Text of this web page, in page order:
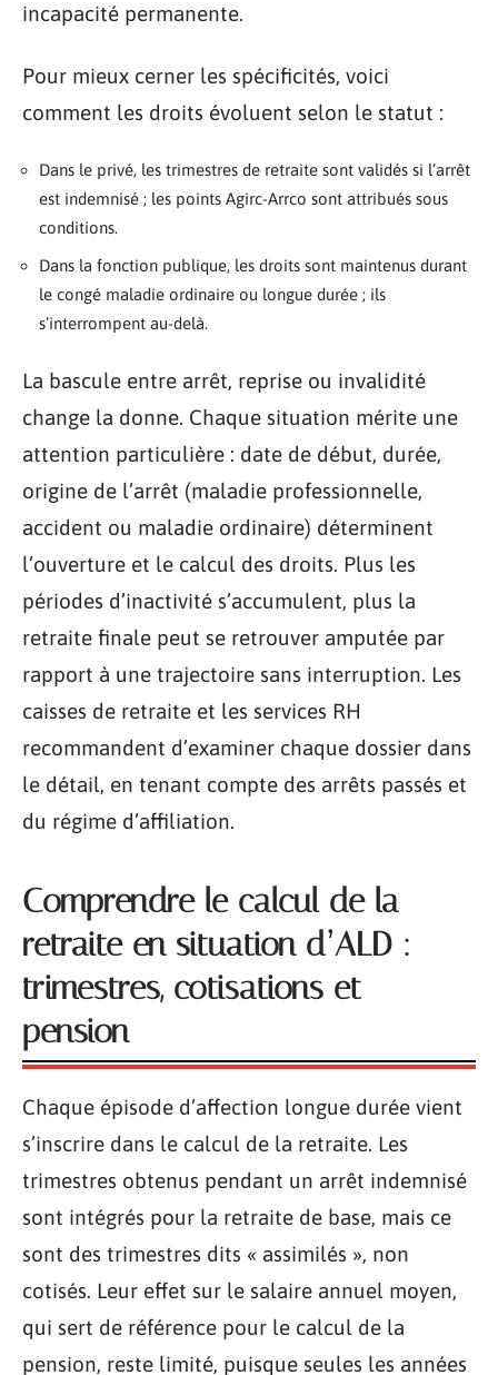
incapacité permanente.
Pour mieux cerner les spécificités, voici
comment les droits évoluent selon le statut :
Dans le privé, les trimestres de retraite sont validés si l’arrêt
est indemnisé ; les points Agirc-Arrco sont attribués sous
conditions.
Dans la fonction publique, les droits sont maintenus durant
le congé maladie ordinaire ou longue durée ; ils
s’interrompent au-delà.
La bascule entre arrêt, reprise ou invalidité
change la donne. Chaque situation mérite une
attention particulière : date de début, durée,
origine de l’arrêt (maladie professionnelle,
accident ou maladie ordinaire) déterminent
l’ouverture et le calcul des droits. Plus les
périodes d’inactivité s’accumulent, plus la
retraite finale peut se retrouver amputée par
rapport à une trajectoire sans interruption. Les
caisses de retraite et les services RH
recommandent d’examiner chaque dossier dans
le détail, en tenant compte des arrêts passés et
du régime d’affiliation.
Comprendre le calcul de la
retraite en situation d’ALD :
trimestres, cotisations et
pension
Chaque épisode d’affection longue durée vient
s’inscrire dans le calcul de la retraite. Les
trimestres obtenus pendant un arrêt indemnisé
sont intégrés pour la retraite de base, mais ce
sont des trimestres dits « assimilés », non
cotisés. Leur effet sur le salaire annuel moyen,
qui sert de référence pour le calcul de la
pension, reste limité, puisque seules les années